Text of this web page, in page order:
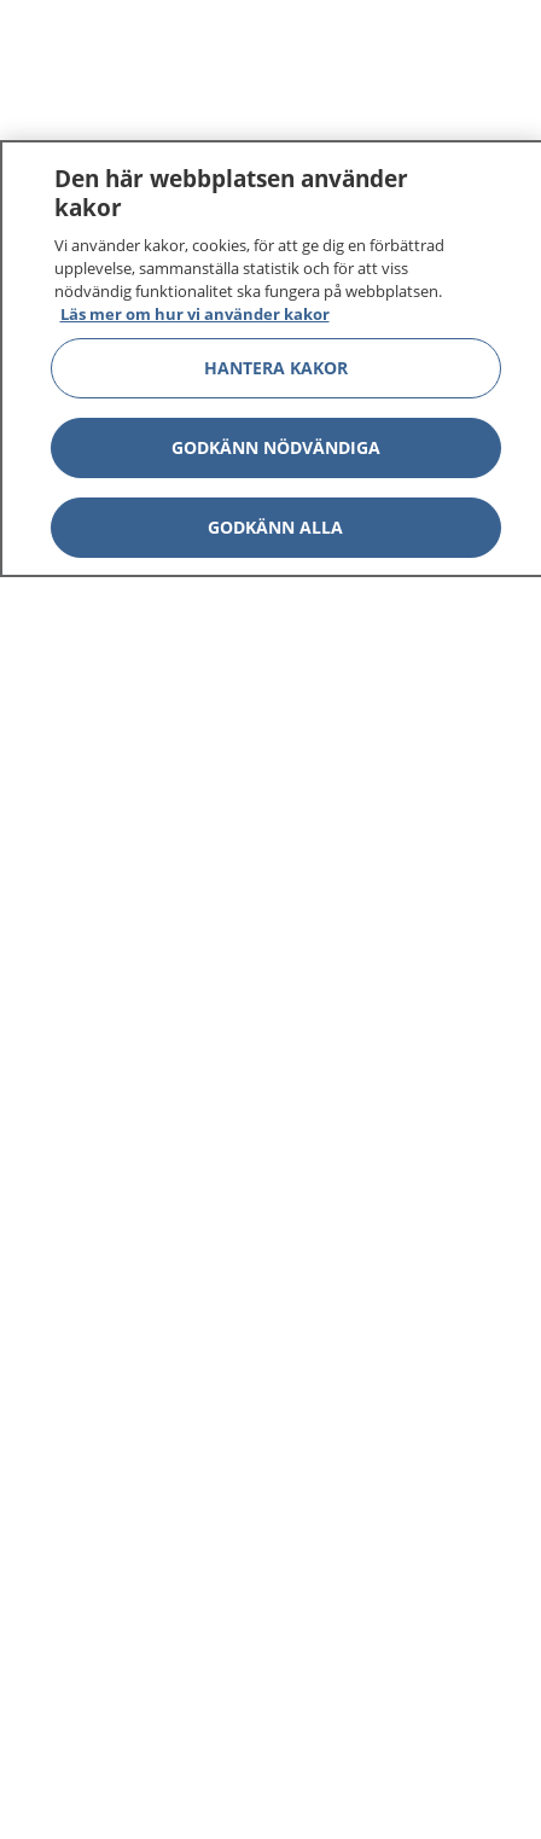
Den här webbplatsen använder
kakor
Vi använder kakor, cookies, för att ge dig en förbättrad
upplevelse, sammanställa statistik och för att viss
nödvändig funktionalitet ska fungera på webbplatsen.
Läs mer om hur vi använder kakor
HANTERA KAKOR
GODKÄNN NÖDVÄNDIGA
GODKÄNN ALLA